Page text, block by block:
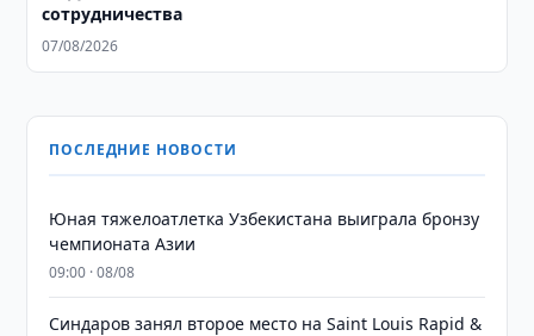
сотрудничества
07/08/2026
ПОСЛЕДНИЕ НОВОСТИ
Юная тяжелоатлетка Узбекистана выиграла бронзу
чемпионата Азии
09:00 · 08/08
Синдаров занял второе место на Saint Louis Rapid &